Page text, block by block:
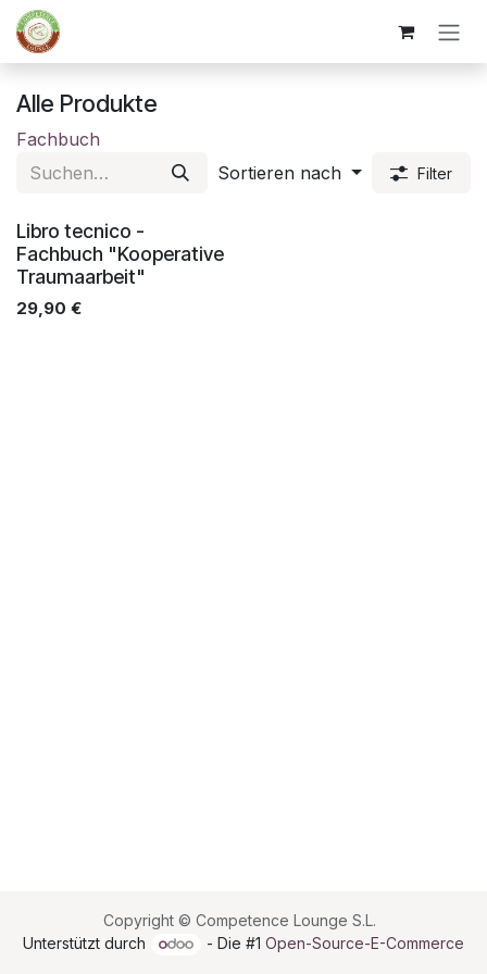
Zum Inhalt springen
Alle Produkte
Fachbuch
Sortieren nach
Filter
Vorrätig
Libro tecnico -
Fachbuch "Kooperative
Traumaarbeit"
29,90 €
Copyright © Competence Lounge S.L.
Unterstützt durch
- Die #1Open-Source-E-Commerce